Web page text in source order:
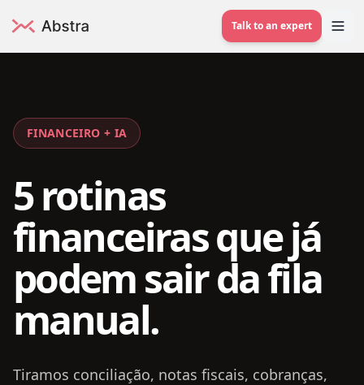
Talk to an expert
FINANCEIRO + IA
5 rotinas
financeiras que já
podem sair da fila
manual.
Tiramos conciliação, notas fiscais, cobranças,